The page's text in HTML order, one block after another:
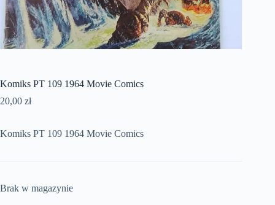
Komiks PT 109 1964 Movie Comics
20,00 zł
Komiks PT 109 1964 Movie Comics
Brak w magazynie